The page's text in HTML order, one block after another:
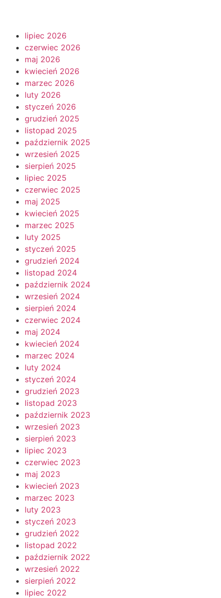
lipiec 2026
czerwiec 2026
maj 2026
kwiecień 2026
marzec 2026
luty 2026
styczeń 2026
grudzień 2025
listopad 2025
październik 2025
wrzesień 2025
sierpień 2025
lipiec 2025
czerwiec 2025
maj 2025
kwiecień 2025
marzec 2025
luty 2025
styczeń 2025
grudzień 2024
listopad 2024
październik 2024
wrzesień 2024
sierpień 2024
czerwiec 2024
maj 2024
kwiecień 2024
marzec 2024
luty 2024
styczeń 2024
grudzień 2023
listopad 2023
październik 2023
wrzesień 2023
sierpień 2023
lipiec 2023
czerwiec 2023
maj 2023
kwiecień 2023
marzec 2023
luty 2023
styczeń 2023
grudzień 2022
listopad 2022
październik 2022
wrzesień 2022
sierpień 2022
lipiec 2022